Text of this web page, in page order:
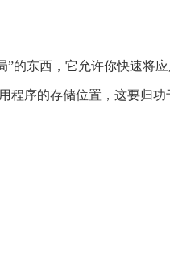
东西，它允许你快速将应
程序的存储位置，这要归功